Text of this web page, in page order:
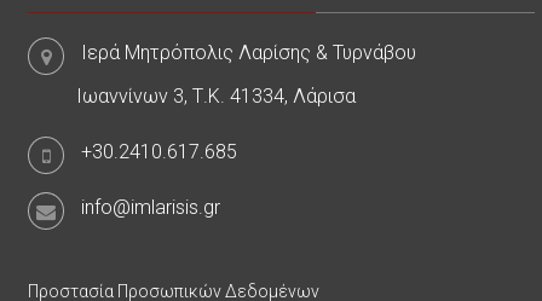
Ιερά Μητρόπολις Λαρίσης & Τυρνάβου
Ιωαννίνων 3, Τ.Κ. 41334, Λάρισα
+30.2410.617.685
info@imlarisis.gr
Προστασία Προσωπικών Δεδομένων